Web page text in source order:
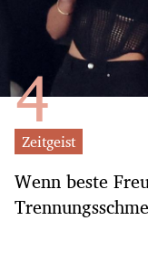
Zeitgeist
Wenn beste